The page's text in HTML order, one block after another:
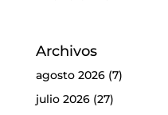
Archivos
agosto 2026(7)
julio 2026(27)